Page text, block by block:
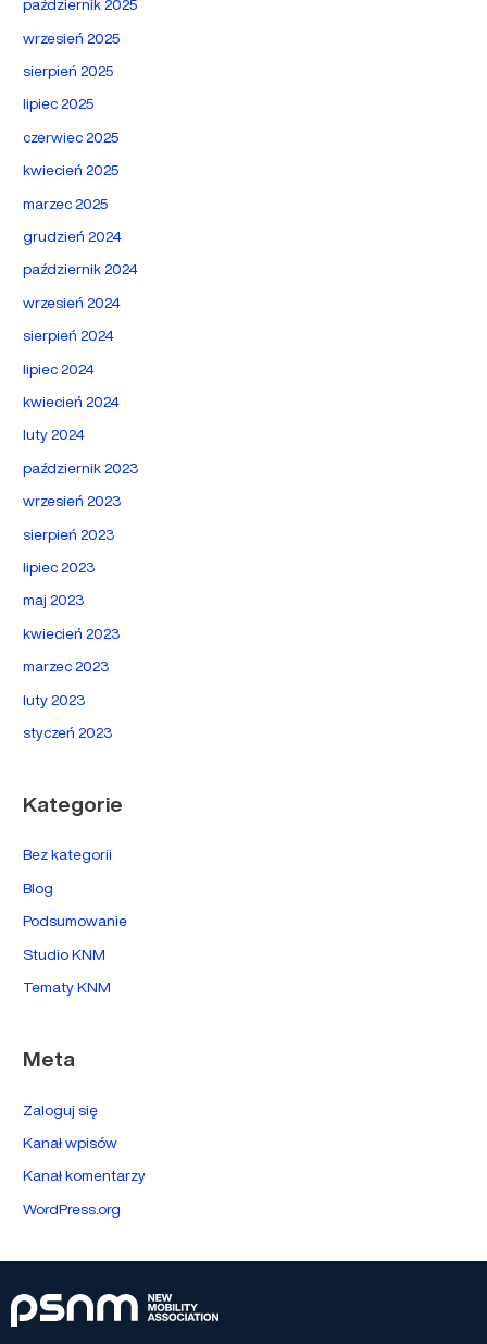
październik 2025
wrzesień 2025
sierpień 2025
lipiec 2025
czerwiec 2025
kwiecień 2025
marzec 2025
grudzień 2024
październik 2024
wrzesień 2024
sierpień 2024
lipiec 2024
kwiecień 2024
luty 2024
październik 2023
wrzesień 2023
sierpień 2023
lipiec 2023
maj 2023
kwiecień 2023
marzec 2023
luty 2023
styczeń 2023
Kategorie
Bez kategorii
Blog
Podsumowanie
Studio KNM
Tematy KNM
Meta
Zaloguj się
Kanał wpisów
Kanał komentarzy
WordPress.org